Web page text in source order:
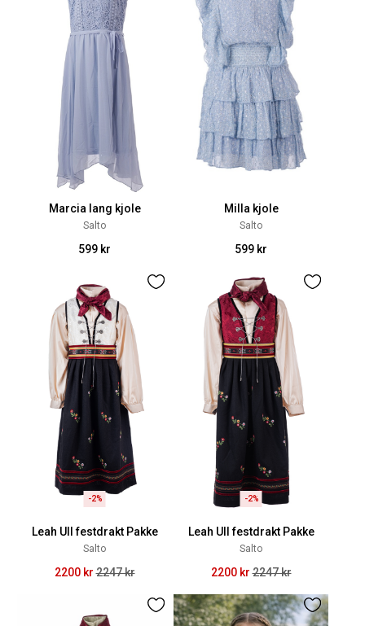
Marcia lang kjole
Salto
599 kr
Milla kjole
Salto
599 kr
-2%
Leah Ull festdrakt Pakke
Salto
2200 kr 2247 kr
-2%
Leah Ull festdrakt Pakke
Salto
2200 kr 2247 kr